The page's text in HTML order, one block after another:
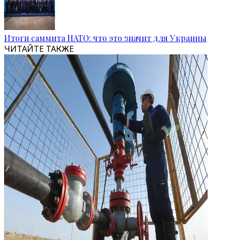
Итоги саммита НАТО: что это значит для Украины
ЧИТАЙТЕ ТАКЖЕ